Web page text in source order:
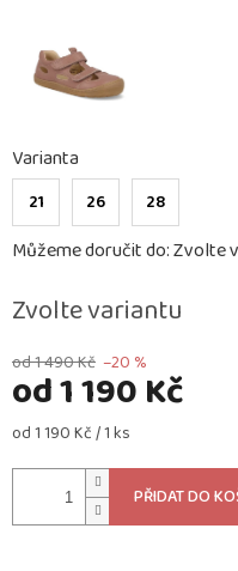
od 1 490 Kč –20 %
od1 190 Kč
Měrná
od 1 190 Kč / 1 ks
Zvolte variantu
Varianta
21 26 28
Můžeme doručit do:Zvolte
PŘIDAT DO